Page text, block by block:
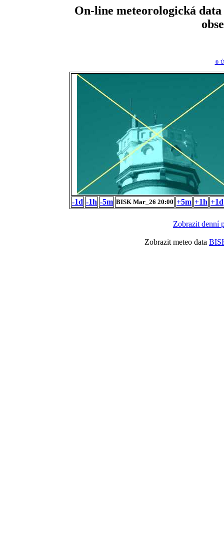
On-line meteorologická
©
-1d -1h -5m BISK Mar_26 20:00 +5m +1h +1d
Zobrazit denní
Zobrazit meteo data